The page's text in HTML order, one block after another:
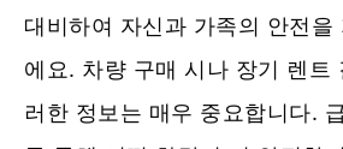
대비하여 자신과 가족의 안전을
에요. 차량 구매 시나 장기 렌트
러한 정보는 매우 중요합니다.